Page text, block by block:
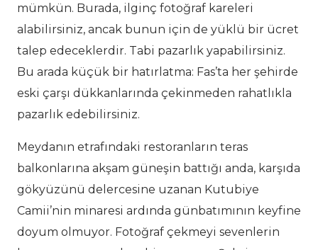
mümkün. Burada, ilginç fotoğraf kareleri
alabilirsiniz, ancak bunun için de yüklü bir ücret
talep edeceklerdir. Tabi pazarlık yapabilirsiniz.
Bu arada küçük bir hatırlatma: Fas’ta her şehirde
eski çarşı dükkanlarında çekinmeden rahatlıkla
pazarlık edebilirsiniz.
Meydanın etrafındaki restoranların teras
balkonlarına akşam güneşin battığı anda, karşıda
gökyüzünü delercesine uzanan Kutubiye
Camii’nin minaresi ardında günbatımının keyfine
doyum olmuyor. Fotoğraf çekmeyi sevenlerin